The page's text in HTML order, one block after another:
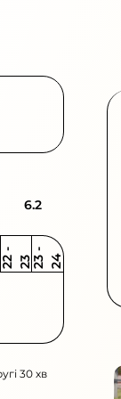
6.2
2 2
-
2 3 2 3
-
2 4
30 хв